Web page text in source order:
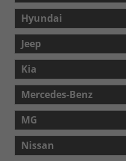
Hyundai
Jeep
Kia
Mercedes-Benz
MG
Nissan